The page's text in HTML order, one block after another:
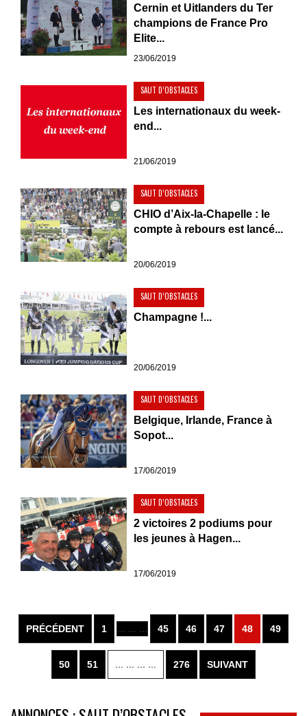
Cernin et Uitlanders du Ter
champions de France Pro
Elite...
23/06/2019
SAUT D’OBSTACLES
Les internationaux du week-
end...
21/06/2019
SAUT D’OBSTACLES
CHIO d’Aix-la-Chapelle : le
compte à rebours est lancé...
20/06/2019
SAUT D’OBSTACLES
Champagne !...
20/06/2019
SAUT D’OBSTACLES
Belgique, Irlande, France à
Sopot...
17/06/2019
SAUT D’OBSTACLES
2 victoires 2 podiums pour
les jeunes à Hagen...
17/06/2019
PRÉCÉDENT 1 ... ... ... 45 46 47 48 49
50 51 ... ... ... ... 276 SUIVANT